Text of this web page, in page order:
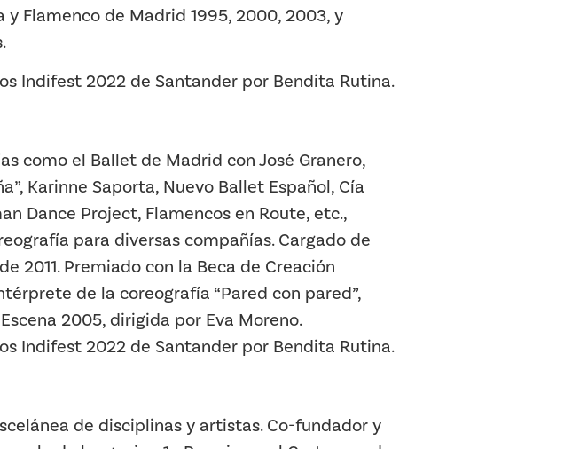
Flamenco de Madrid 1995, 2000, 2003, y
Indifest 2022 de Santander por Bendita Rutina.
como el Ballet de Madrid con José Granero,
Karinne Saporta, Nuevo Ballet Español, Cía
Dance Project, Flamencos en Route, etc.,
para diversas compañías. Cargado de
2011. Premiado con la Beca de Creación
de la coreografía “Pared con pared”,
2005, dirigida por Eva Moreno.
Indifest 2022 de Santander por Bendita Rutina.
de disciplinas y artistas. Co-fundador y